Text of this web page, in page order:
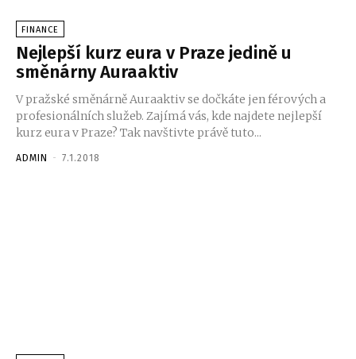
FINANCE
Nejlepší kurz eura v Praze jedině u
směnárny Auraaktiv
V pražské směnárně Auraaktiv se dočkáte jen férových a
profesionálních služeb. Zajímá vás, kde najdete nejlepší
kurz eura v Praze? Tak navštivte právě tuto...
ADMIN - 7.1.2018